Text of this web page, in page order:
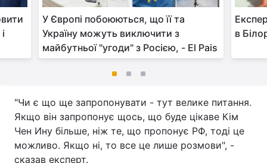
У Європі побоюються, що її та
Україну можуть виключити з
майбутньої "угоди" з Росією, - El Pais
в
"Чи є що ще запропонувати - тут велике питання.
Якщо він запропонує щось, що буде цікаве Кім
Чен Ину більше, ніж те, що пропонує РФ, тоді це
можливо. Якщо ні, то все це лише розмови", -
сказав експерт.